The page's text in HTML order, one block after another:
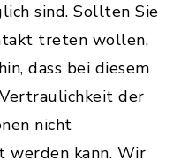
sind. Sollten Sie
treten wollen,
dass bei diesem
der
nicht
kann. Wir